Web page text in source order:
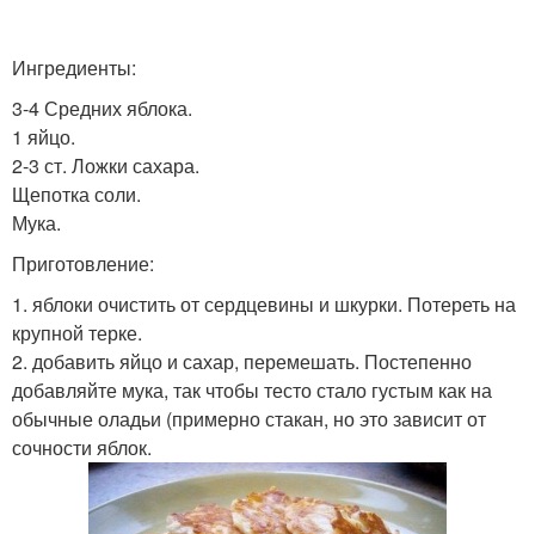
Ингредиенты:
3-4 Средних яблока.
1 яйцо.
2-3 ст. Ложки сахара.
Щепотка соли.
Мука.
Приготовление:
1. яблоки очистить от сердцевины и шкурки. Потереть на
крупной терке.
2. добавить яйцо и сахар, перемешать. Постепенно
добавляйте мука, так чтобы тесто стало густым как на
обычные оладьи (примерно стакан, но это зависит от
сочности яблок.